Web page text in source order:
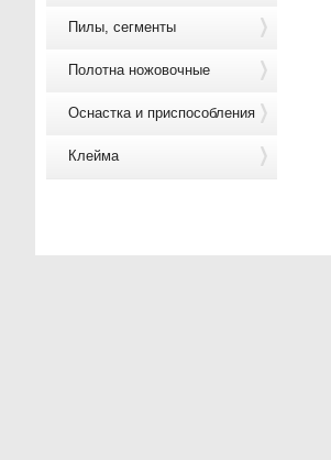
Пилы, сегменты
Полотна ножовочные
Оснастка и приспособления
Клейма